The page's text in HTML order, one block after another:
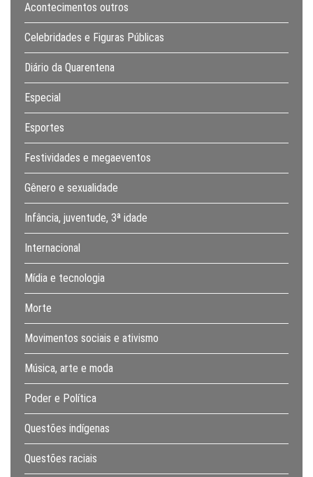
Acontecimentos outros
Celebridades e Figuras Públicas
Diário da Quarentena
Especial
Esportes
Festividades e megaeventos
Gênero e sexualidade
Infância, juventude, 3ª idade
Internacional
Mídia e tecnologia
Morte
Movimentos sociais e ativismo
Música, arte e moda
Poder e Política
Questões indígenas
Questões raciais